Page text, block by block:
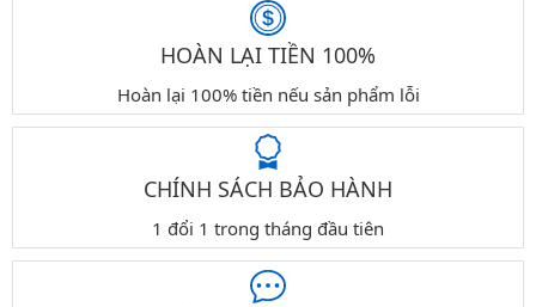
HOÀN LẠI TIỀN 100%
Hoàn lại 100% tiền nếu sản phẩm lỗi
CHÍNH SÁCH BẢO HÀNH
1 đổi 1 trong tháng đầu tiên